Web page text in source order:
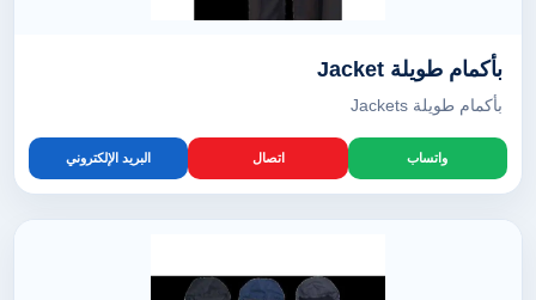
بأكمام طويلة Jacket
بأكمام طويلة Jackets
واتساب اتصال البريد الإلكتروني